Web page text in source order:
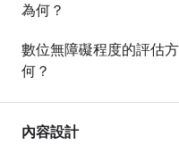
為何？
數位無障礙程度的評估
何？
內容設計